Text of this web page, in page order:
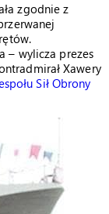
zgodnie z
– wylicza prezes
Xawery
Sił Obrony